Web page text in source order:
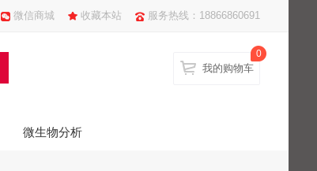
微信商城 收藏本站 服务热线：18866860691
我的购物车
0
微生物分析